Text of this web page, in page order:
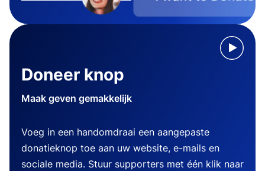
Doneer knop
Maak geven gemakkelijk
Voeg in een handomdraai een aangepaste
donatieknop toe aan uw website, e-mails en
sociale media. Stuur supporters met één klik naar